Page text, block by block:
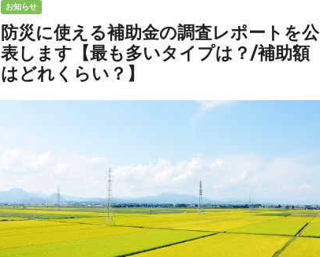
お知らせ
防災に使える補助金の調査レポートを公
表します【最も多いタイプは？/補助額
はどれくらい？】